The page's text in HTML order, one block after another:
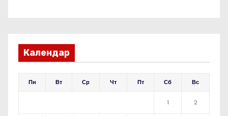
Календар
Пн Вт Ср Чт Пт Сб Вс
1 2